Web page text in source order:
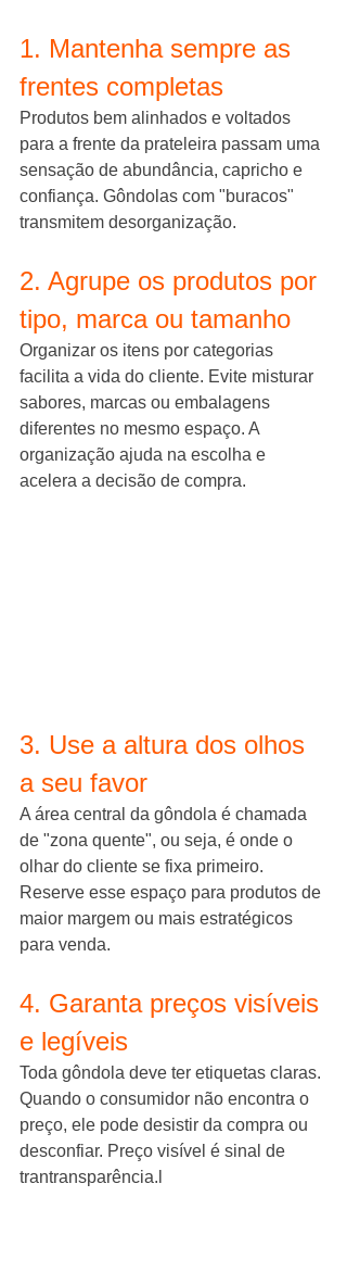
1. Mantenha sempre as
frentes completas
Produtos bem alinhados e voltados
para a frente da prateleira passam uma
sensação de abundância, capricho e
confiança. Gôndolas com "buracos"
transmitem desorganização.
2. Agrupe os produtos por
tipo, marca ou tamanho
Organizar os itens por categorias
facilita a vida do cliente. Evite misturar
sabores, marcas ou embalagens
diferentes no mesmo espaço. A
organização ajuda na escolha e
acelera a decisão de compra.
3. Use a altura dos olhos
a seu favor
A área central da gôndola é chamada
de "zona quente", ou seja, é onde o
olhar do cliente se fixa primeiro.
Reserve esse espaço para produtos de
maior margem ou mais estratégicos
para venda.
4. Garanta preços visíveis
e legíveis
Toda gôndola deve ter etiquetas claras.
Quando o consumidor não encontra o
preço, ele pode desistir da compra ou
desconfiar. Preço visível é sinal de
trantransparência.l